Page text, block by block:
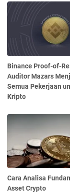
Binance Proof-of-
Auditor Mazars
Semua Pekerjaan
Kripto
Cara Analisa
Asset Crypto